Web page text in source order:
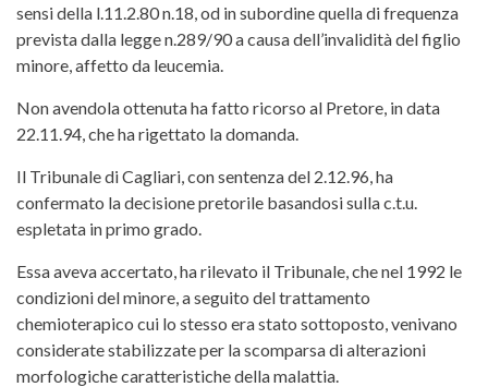
sensi della l.11.2.80 n.18, od in subordine quella di frequenza
prevista dalla legge n.289/90 a causa dell’invalidità del figlio
minore, affetto da leucemia.
Non avendola ottenuta ha fatto ricorso al Pretore, in data
22.11.94, che ha rigettato la domanda.
Il Tribunale di Cagliari, con sentenza del 2.12.96, ha
confermato la decisione pretorile basandosi sulla c.t.u.
espletata in primo grado.
Essa aveva accertato, ha rilevato il Tribunale, che nel 1992 le
condizioni del minore, a seguito del trattamento
chemioterapico cui lo stesso era stato sottoposto, venivano
considerate stabilizzate per la scomparsa di alterazioni
morfologiche caratteristiche della malattia.